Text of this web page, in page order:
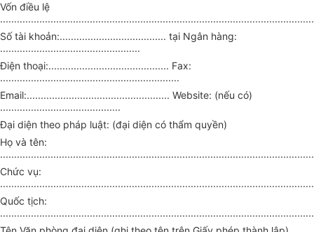
Vốn điều lệ
Số tài khoản:...................................... tại Ngân hàng:
..................................................
Điện thoại:........................................... Fax:
................................................................
Email:................................................... Website: (nếu có)
...........................................
Đại diện theo pháp luật: (đại diện có thẩm quyền)
Họ và tên:
Chức vụ:
Quốc tịch: